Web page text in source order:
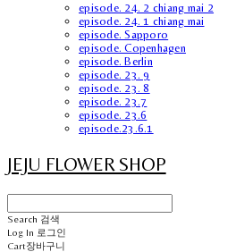
episode. 24. 2 chiang mai 2
episode. 24. 1 chiang mai
episode. Sapporo
episode. Copenhagen
episode. Berlin
episode. 23. 9
episode. 23. 8
episode. 23.7
episode. 23.6
episode.23.6.1
JEJU FLOWER SHOP
Search 검색
Log In 로그인
Cart장바구니